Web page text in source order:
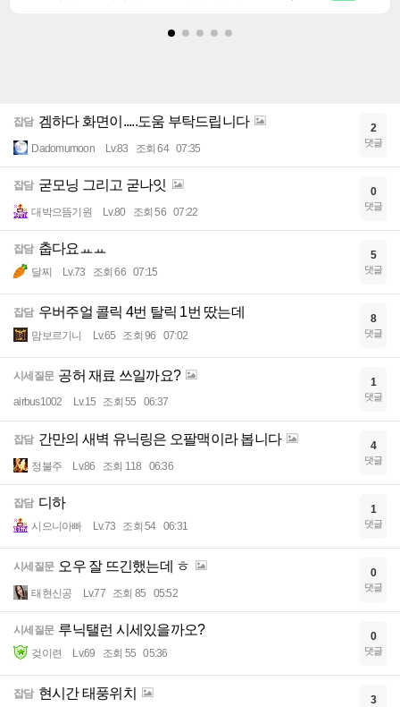
잡담 겜하다 화면이.....도움 부탁드립니다
Dadomumoon Lv.83 조회 64 07:35
2
댓글
잡담 굳모닝 그리고 굳나잇
대박으뜸기원 Lv.80 조회 56 07:22
0
댓글
잡담 춥다요ㅛㅛ
달찌 Lv.73 조회 66 07:15
5
댓글
잡담 우버주얼 콜릭 4번 탈릭 1번 땄는데
맘보르기니 Lv.65 조회 96 07:02
8
댓글
시세질문 공허 재료 쓰일까요?
airbus1002 Lv.15 조회 55 06:37
1
댓글
잡담 간만의 새벽 유닉링은 오팔맥이라 봅니다
정불주 Lv.86 조회 118 06:36
4
댓글
잡담 디하
시으니아빠 Lv.73 조회 54 06:31
1
댓글
시세질문 오우 잘 뜨긴했는데 ㅎ
태현신공 Lv.77 조회 85 05:52
0
댓글
시세질문 루닉탤런 시세있을까오?
겆이련 Lv.69 조회 55 05:36
0
댓글
잡담 현시간 태풍위치 3